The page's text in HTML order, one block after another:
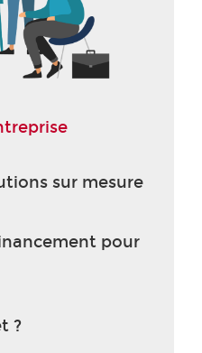
sur mesure
pour
?